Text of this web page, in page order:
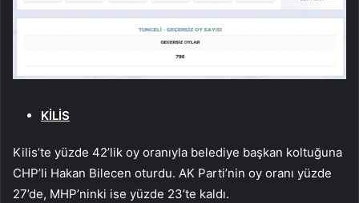
KİLİS
Kilis’te yüzde 42’lik oy oranıyla belediye başkan koltuğuna
CHP’li Hakan Bilecen oturdu. AK Parti’nin oy oranı yüzde
27’de, MHP’ninki ise yüzde 23’te kaldı.